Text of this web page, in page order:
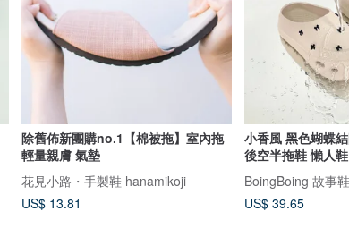
除舊佈新團購no.1【棉被拖】室內拖
輕量親膚 氣墊
花見小路・手製鞋 hanamikoji
US$ 13.81
小香風 黑色蝴蝶
後空半拖鞋 懶人
BoingBoing 故事
US$ 39.65